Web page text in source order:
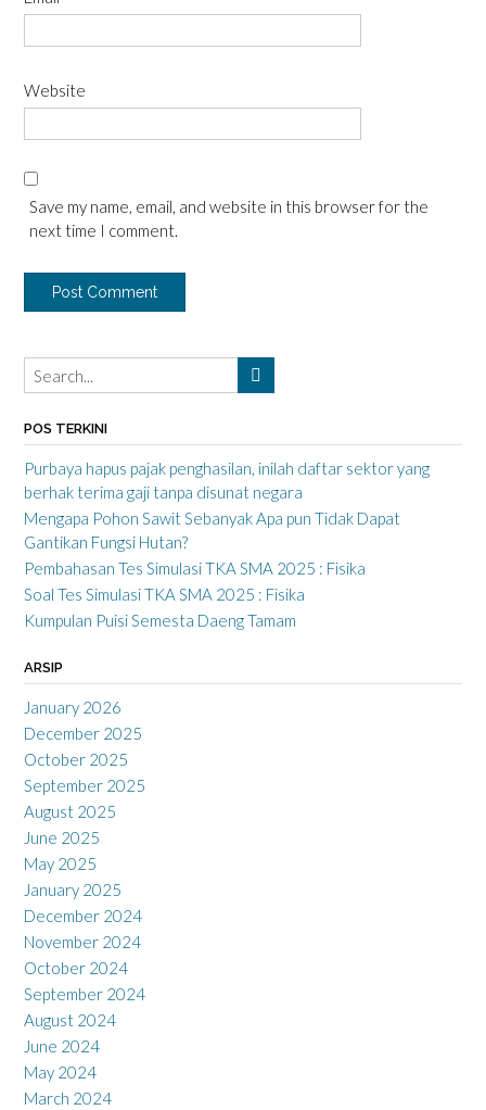
Website
Save my name, email, and website in this browser for the
next time I comment.
POS TERKINI
Purbaya hapus pajak penghasilan, inilah daftar sektor yang
berhak terima gaji tanpa disunat negara
Mengapa Pohon Sawit Sebanyak Apa pun Tidak Dapat
Gantikan Fungsi Hutan?
Pembahasan Tes Simulasi TKA SMA 2025 : Fisika
Soal Tes Simulasi TKA SMA 2025 : Fisika
Kumpulan Puisi Semesta Daeng Tamam
ARSIP
January 2026
December 2025
October 2025
September 2025
August 2025
June 2025
May 2025
January 2025
December 2024
November 2024
October 2024
September 2024
August 2024
June 2024
May 2024
March 2024